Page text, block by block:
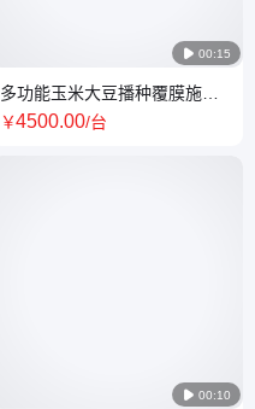
 00:15
多功能玉米大豆播种覆膜施肥
一体机 毛豆膜上播种施肥机 2
￥4500.00/台
 00:10